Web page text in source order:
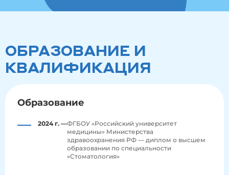
ОБРАЗОВАНИЕ И
КВАЛИФИКАЦИЯ
Образование
2024 г. —ФГБОУ «Российский университет
медицины» Министерства
здравоохранения РФ — диплом о высшем
образовании по специальности
«Стоматология»